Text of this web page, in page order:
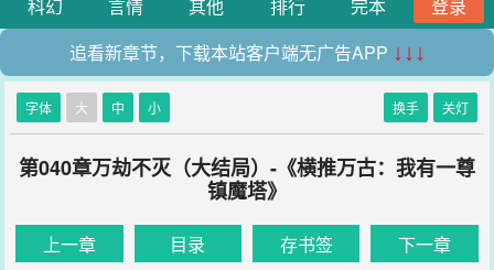
科幻
言情 其他 排行 完本
登录
追看新章节，下载本站客户端无广告APP ↓↓↓
字体 大 中 小 换手 关灯
第040章万劫不灭（大结局）-《横推万古：我有一尊
镇魔塔》
上一章 目录 存书签 下一章